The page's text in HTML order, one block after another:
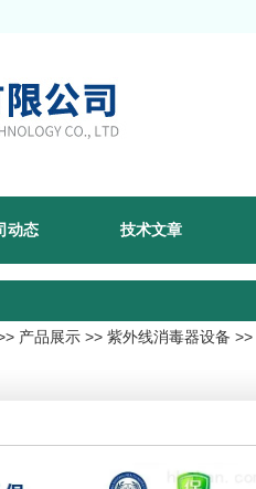
动态 技术文章
产品展示 >> 紫外线消毒器设备 >>